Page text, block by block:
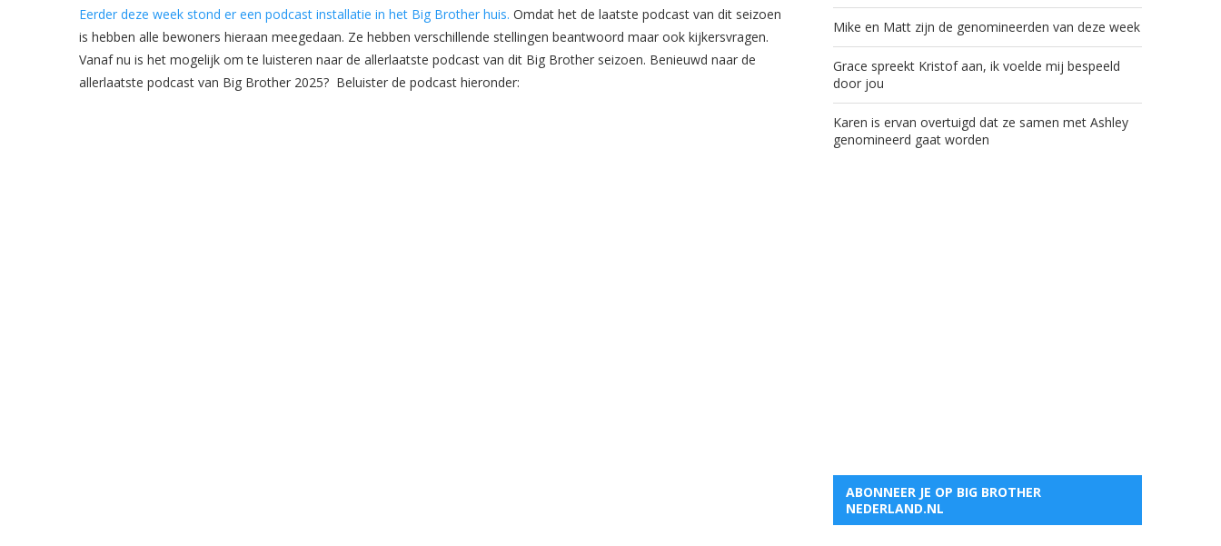
Eerder deze week stond er een podcast installatie in het Big Brother huis. Omdat het de laatste podcast van dit seizoen
is hebben alle bewoners hieraan meegedaan. Ze hebben verschillende stellingen beantwoord maar ook kijkersvragen.
Vanaf nu is het mogelijk om te luisteren naar de allerlaatste podcast van dit Big Brother seizoen. Benieuwd naar de
allerlaatste podcast van Big Brother 2025? Beluister de podcast hieronder:
Mike en Matt zijn de genomineerden van deze week
Grace spreekt Kristof aan, ik voelde mij bespeeld
door jou
Karen is ervan overtuigd dat ze samen met Ashley
genomineerd gaat worden
ABONNEER JE OP BIG BROTHER
NEDERLAND.NL